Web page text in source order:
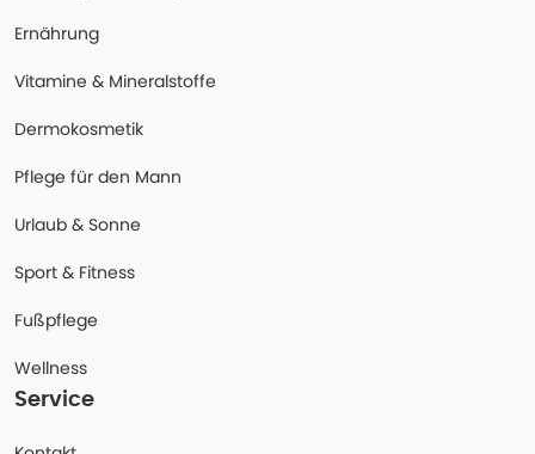
Ernährung
Vitamine & Mineralstoffe
Dermokosmetik
Pflege für den Mann
Urlaub & Sonne
Sport & Fitness
Fußpflege
Wellness
Service